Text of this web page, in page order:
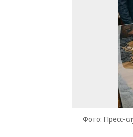
Фото: Пресс-